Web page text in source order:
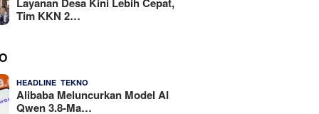
Tim KKN 2…
HEADLINE ,TEKNO
Alibaba Meluncurkan Model AI
Qwen 3.8-Ma…